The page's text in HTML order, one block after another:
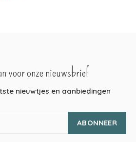
voor onze nieuwsbrief
nieuwtjes en aanbiedingen
ABONNEER